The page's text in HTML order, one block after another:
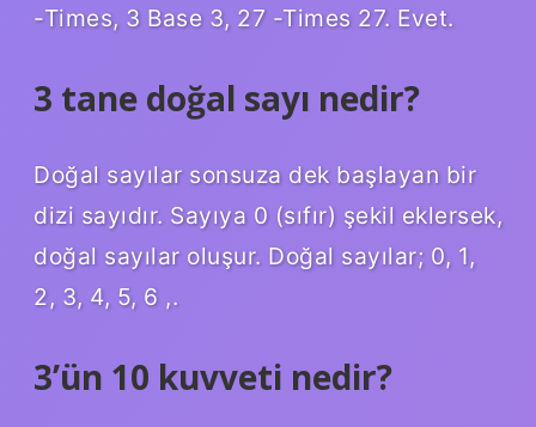
-Times, 3 Base 3, 27 -Times 27. Evet.
3 tane doğal sayı nedir?
Doğal sayılar sonsuza dek başlayan bir
dizi sayıdır. Sayıya 0 (sıfır) şekil eklersek,
doğal sayılar oluşur. Doğal sayılar; 0, 1,
2, 3, 4, 5, 6 ,.
3’ün 10 kuvveti nedir?